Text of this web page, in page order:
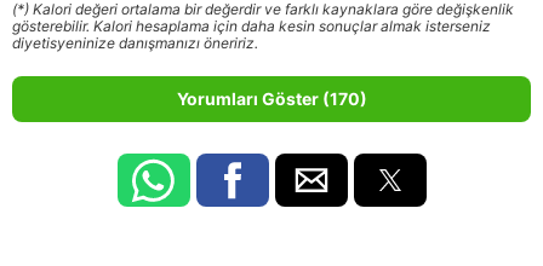
(*) Kalori değeri ortalama bir değerdir ve farklı kaynaklara göre değişkenlik
gösterebilir. Kalori hesaplama için daha kesin sonuçlar almak isterseniz
diyetisyeninize danışmanızı öneririz.
Yorumları Göster (170)